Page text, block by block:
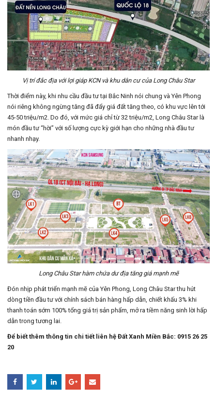
Vị trí đắc địa với lợi giáp KCN và khu dân cư của Long Châu Star
Thời điểm này, khi nhu cầu đầu tư tại Bắc Ninh nói chung và Yên Phong
nói riêng không ngừng tăng đã đẩy giá đất tăng theo, có khu vực lên tới
45-50 triệu/m2. Do đó, với mức giá chỉ từ 32 triệu/m2, Long Châu Star là
món đầu tư “hời” với số lượng cực kỳ giới hạn cho những nhà đầu tư
nhanh nhạy.
Long Châu Star hàm chứa dư địa tăng giá mạnh mẽ
Đón nhịp phát triển mạnh mẽ của Yên Phong, Long Châu Star thu hút
dòng tiền đầu tư với chính sách bán hàng hấp dẫn, chiết khấu 3% khi
thanh toán sớm 100% tổng giá trị sản phẩm, mở ra tiềm năng sinh lời hấp
dẫn trong tương lai.
Để biết thêm thông tin chi tiết liên hệ Đất Xanh Miền Bắc: 0915 26 25
20